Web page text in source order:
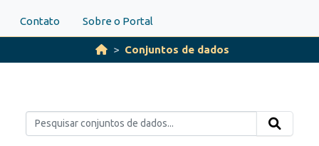
Contato Sobre o Portal
Conjuntos de dados